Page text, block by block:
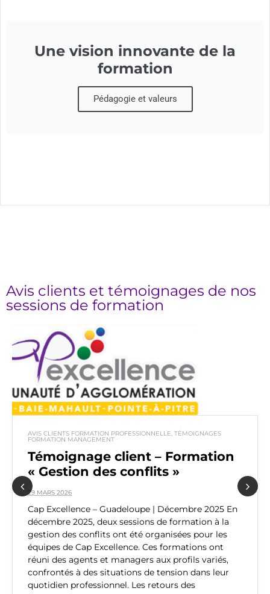
Une vision innovante de la
formation
Pédagogie et valeurs
Avis clients et témoignages de nos
sessions de formation
Previous
AVIS CLIENTS FORMATION PROFESSIONNELLE, TÉMOIGNAGES
FORMATION MANAGEMENT
Témoignage client – Formation
« Gestion des conflits »
29 MARS 2026
Cap Excellence – Guadeloupe | Décembre 2025 En
décembre 2025, deux sessions de formation à la
gestion des conflits ont été organisées pour les
équipes de Cap Excellence. Ces formations ont
réuni des agents et managers aux profils variés,
confrontés à des situations de tension dans leur
quotidien professionnel. Les retours des